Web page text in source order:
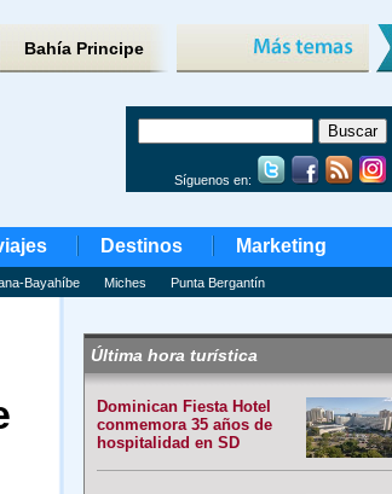
Bahía Principe
Síguenos en:
Destinos Marketing
Bayahíbe Miches Punta Bergantín
Última hora turística
Dominican Fiesta Hotel
conmemora 35 años de
hospitalidad en SD